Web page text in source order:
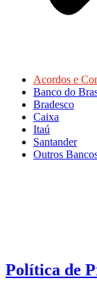
Acordos e
Banco do
Bradesco
Caixa
Itaú
Santander
Outros
Política de